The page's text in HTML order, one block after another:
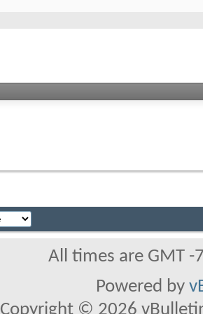
All times are GMT
Powered by
Copyright © 2026